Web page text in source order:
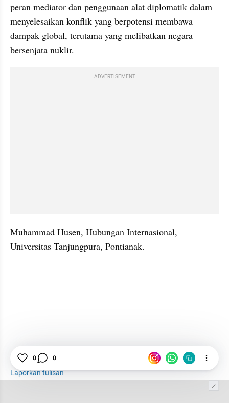
peran mediator dan penggunaan alat diplomatik dalam
menyelesaikan konflik yang berpotensi membawa
dampak global, terutama yang melibatkan negara
bersenjata nuklir.
ADVERTISEMENT
Muhammad Husen, Hubungan Internasional,
Universitas Tanjungpura, Pontianak.
Laporkan tulisan
0 0